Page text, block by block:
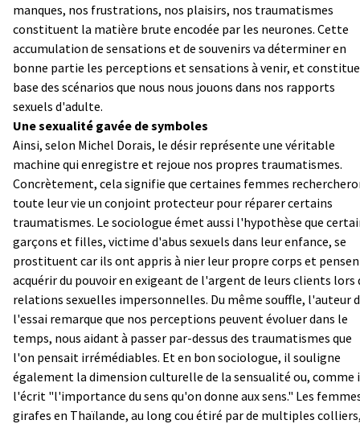
manques, nos frustrations, nos plaisirs, nos traumatismes
constituent la matière brute encodée par les neurones. Cette
accumulation de sensations et de souvenirs va déterminer en
bonne partie les perceptions et sensations à venir, et
base des scénarios que nous nous jouons dans nos rapports
sexuels d'adulte.
Une sexualité gavée de symboles
Ainsi, selon Michel Dorais, le désir représente une véritable
machine qui enregistre et rejoue nos propres traumatismes.
Concrètement, cela signifie que certaines femmes
toute leur vie un conjoint protecteur pour réparer certains
traumatismes. Le sociologue émet aussi l'hypothèse que
garçons et filles, victime d'abus sexuels dans leur enfance, se
prostituent car ils ont appris à nier leur propre corps et
acquérir du pouvoir en exigeant de l'argent de leurs clients lors
relations sexuelles impersonnelles. Du même souffle, l'auteur
l'essai remarque que nos perceptions peuvent évoluer dans le
temps, nous aidant à passer par-dessus des traumatismes que
l'on pensait irrémédiables. Et en bon sociologue, il souligne
également la dimension culturelle de la sensualité ou, comme
l'écrit "l'importance du sens qu'on donne aux sens." Les
girafes en Thaïlande, au long cou étiré par de multiples